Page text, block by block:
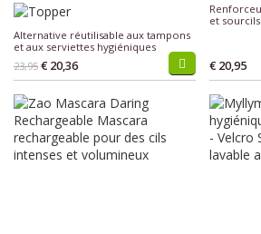
Alternative réutilisable aux tampons
et aux serviettes hygiéniques
23,95 € 20,36
et sourcils
€ 20,95